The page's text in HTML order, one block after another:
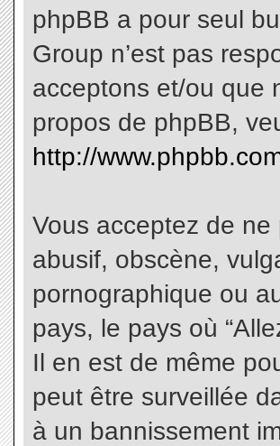
phpBB a pour seul
Group n’est pas
acceptons et/ou que
propos de phpBB,
http://
Vous acceptez de
abusif, obscène,
pornographique ou
pays, le pays où
Il en est de même
peut être surveillée
à un bannissement